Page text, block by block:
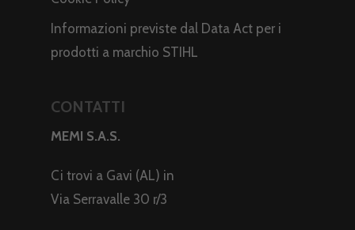
Informazioni previste dal Data Act per i
prodotti a marchio STIHL
CONTATTI
MEMI S.A.S.
Ci trovi a Gavi (AL) in
Via Serravalle 30 r/3